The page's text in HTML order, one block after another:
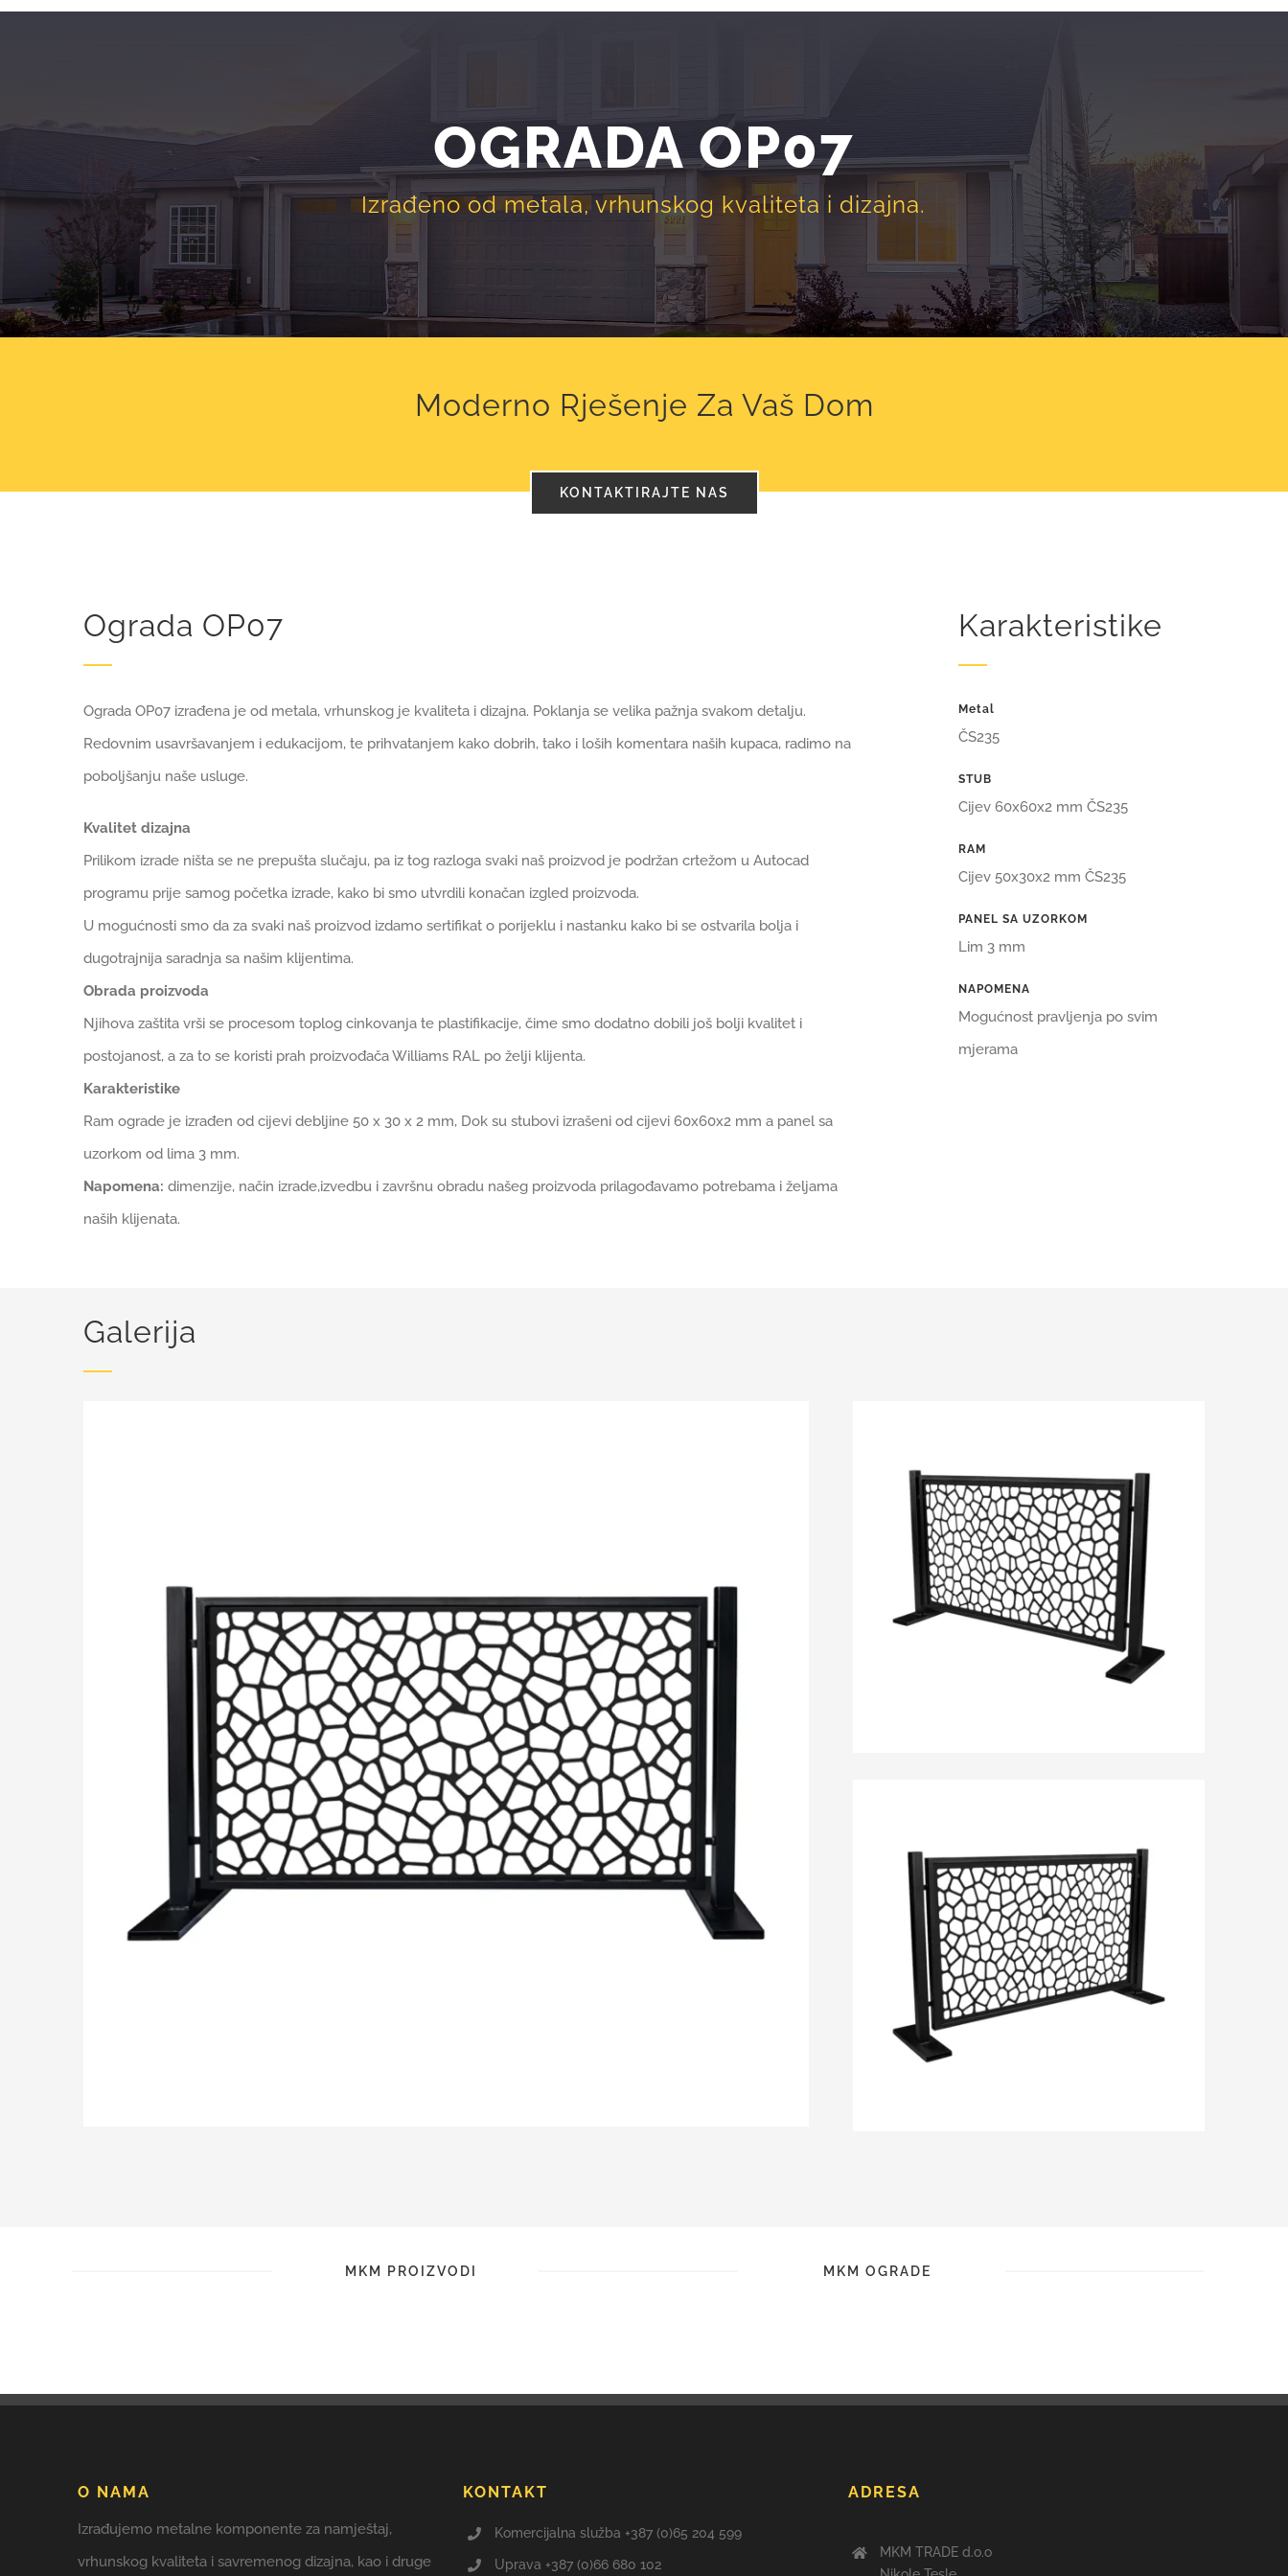
OGRADA OP07
Izrađeno od metala, vrhunskog kvaliteta i dizajna.
Moderno Rješenje Za Vaš Dom
KONTAKTIRAJTE NAS
Ograda OP07
Ograda OP07 izrađena je od metala, vrhunskog je kvaliteta i dizajna. Poklanja se velika pažnja svakom detalju.
Redovnim usavršavanjem i edukacijom, te prihvatanjem kako dobrih, tako i loših komentara naših kupaca, radimo na
poboljšanju naše usluge.
Kvalitet dizajna
Prilikom izrade ništa se ne prepušta slučaju, pa iz tog razloga svaki naš proizvod je podržan crtežom u Autocad
programu prije samog početka izrade, kako bi smo utvrdili konačan izgled proizvoda.
U mogućnosti smo da za svaki naš proizvod izdamo sertifikat o porijeklu i nastanku kako bi se ostvarila bolja i
dugotrajnija saradnja sa našim klijentima.
Obrada proizvoda
Njihova zaštita vrši se procesom toplog cinkovanja te plastifikacije, čime smo dodatno dobili još bolji kvalitet i
postojanost, a za to se koristi prah proizvođača Williams RAL po želji klijenta.
Karakteristike
Ram ograde je izrađen od cijevi debljine 50 x 30 x 2 mm, Dok su stubovi izrašeni od cijevi 60x60x2 mm a panel sa
uzorkom od lima 3 mm.
Napomena: dimenzije, način izrade,izvedbu i završnu obradu našeg proizvoda prilagođavamo potrebama i željama
naših klijenata.
Karakteristike
Metal
ČS235
STUB
Cijev 60x60x2 mm ČS235
RAM
Cijev 50x30x2 mm ČS235
PANEL SA UZORKOM
Lim 3 mm
NAPOMENA
Mogućnost pravljenja po svim
mjerama
Galerija
MKM PROIZVODI MKM OGRADE
O NAMA
Izrađujemo metalne komponente za namještaj,
vrhunskog kvaliteta i savremenog dizajna, kao i druge
KONTAKT
Komercijalna služba +387 (0)65 204 599
Uprava +387 (0)66 680 102
ADRESA
MKM TRADE d.o.o